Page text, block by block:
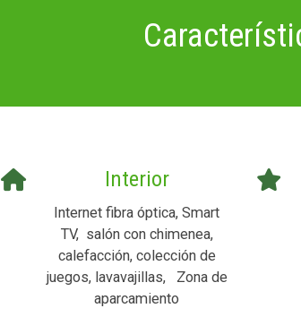
Interior
Internet fibra óptica, Smart
TV, salón con chimenea,
calefacción, colección de
juegos, lavavajillas, Zona de
aparcamiento